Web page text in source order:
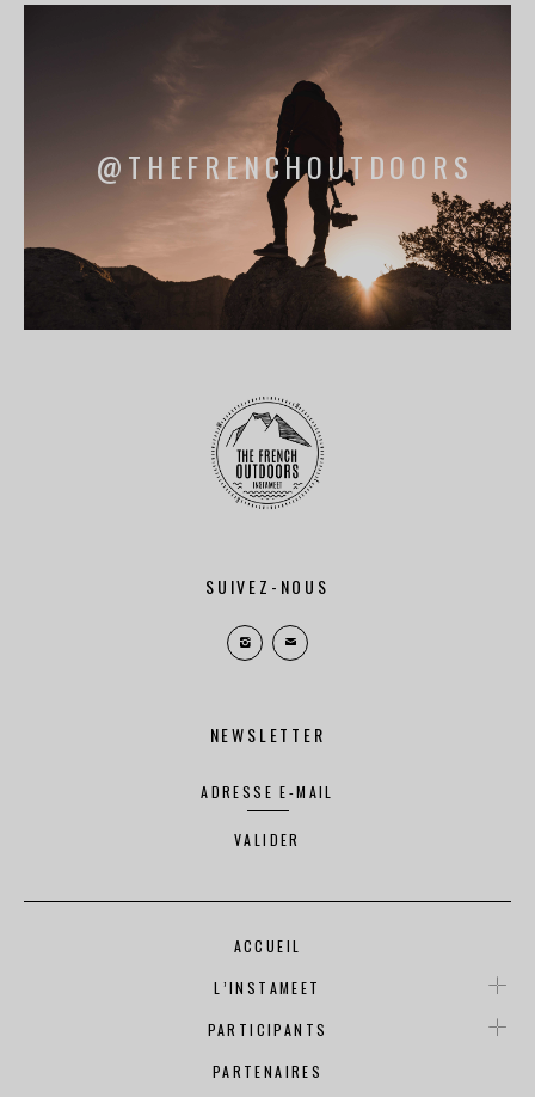
@THEFRENCHOUTDOORS
SUIVEZ-NOUS
NEWSLETTER
VALIDER
ACCUEIL
L’INSTAMEET
PARTICIPANTS
PARTENAIRES